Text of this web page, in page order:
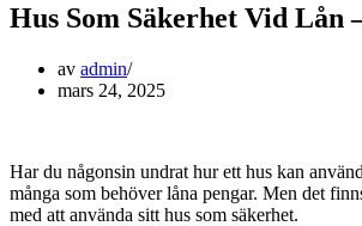
Hus Som Säkerhet Vid Lån
av admin
mars 24, 2025
Har du någonsin undrat hur ett hus kan
många som behöver låna pengar. Men det
med att använda sitt hus som säkerhet.